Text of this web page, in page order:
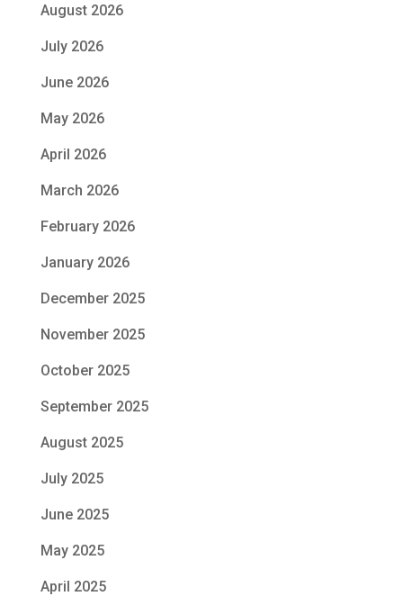
August 2026
July 2026
June 2026
May 2026
April 2026
March 2026
February 2026
January 2026
December 2025
November 2025
October 2025
September 2025
August 2025
July 2025
June 2025
May 2025
April 2025